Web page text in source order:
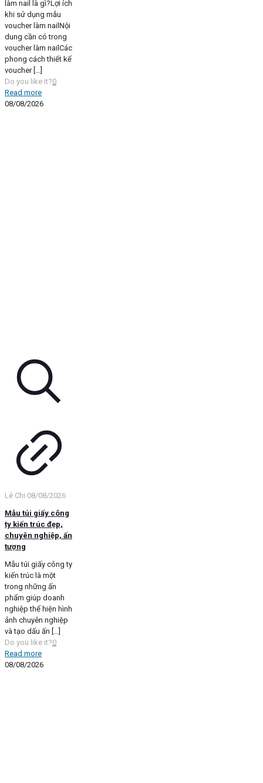
làm nail là gì?Lợi ích
khi sử dụng mẫu
voucher làm nailNội
dung cần có trong
voucher làm nailCác
phong cách thiết kế
voucher[…]
Do you like it?0
Read more
08/08/2026
Lê Chi 08/08/2026
Mẫu túi giấy công
ty kiến trúc đẹp,
chuyên nghiệp, ấn
tượng
Mẫu túi giấy công ty
kiến trúc là một
trong những ấn
phẩm giúp doanh
nghiệp thể hiện hình
ảnh chuyên nghiệp
và tạo dấu ấn […]
Do you like it?0
Read more
08/08/2026